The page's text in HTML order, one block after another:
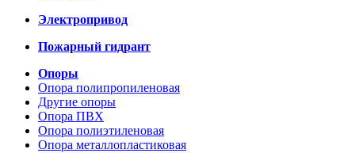
Электропривод
Пожарный гидрант
Опоры
Опора полипропиленовая
Другие опоры
Опора ПВХ
Опора полиэтиленовая
Опора металлопластиковая